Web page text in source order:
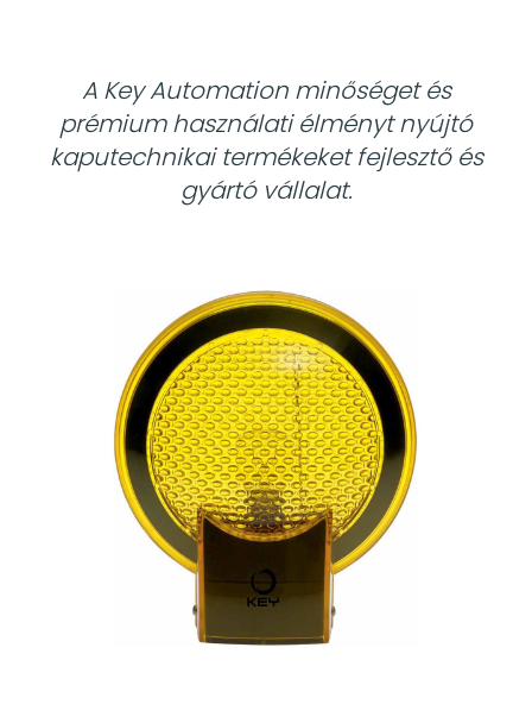
A Key Automation minőséget és
prémium használati élményt nyújtó
kaputechnikai termékeket fejlesztő és
gyártó vállalat.